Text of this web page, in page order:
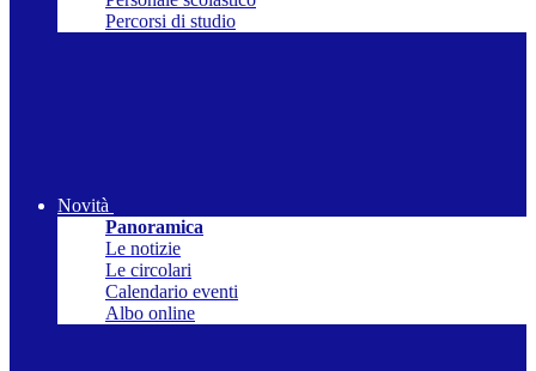
Percorsi di studio
Novità
Panoramica
Le notizie
Le circolari
Calendario eventi
Albo online